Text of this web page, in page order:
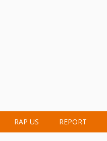
RAP US REPORT